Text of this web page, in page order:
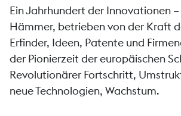
Ein Jahrhundert der Innovationen
Hämmer, betrieben von der Kraft
Erfinder, Ideen, Patente und
der Pionierzeit der europäischen
Revolutionärer Fortschritt,
neue Technologien, Wachstum.